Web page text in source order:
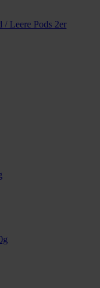
Leere Pods 2er